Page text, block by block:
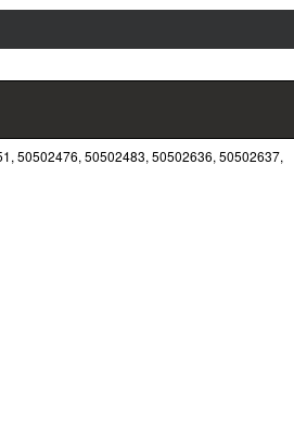
50502476, 50502483, 50502636, 50502637,